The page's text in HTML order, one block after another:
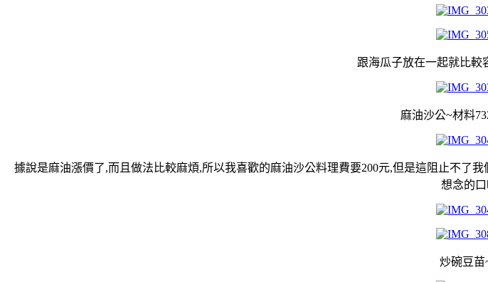
跟海瓜子放在一起就比較
麻油沙公~材料
據說是麻油漲價了,而且做法比較麻煩,所以我喜歡的麻油沙公料理費要200元,但是這阻止不了
想念的
炒碗豆苗